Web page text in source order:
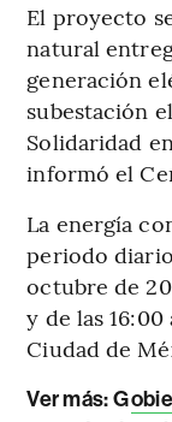
El proyecto
natural
generación
subestación
Solidaridad
informó el
La energía
periodo
octubre de
y de las
Ciudad de
Ver más:G